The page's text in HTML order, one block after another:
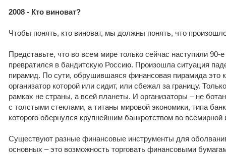
2008 - Кто виноват?
Чтобы понять, кто виноват, мы должны понять, что
Представьте, что во всем мире только сейчас наступили 90-
превратился в бандитскую Россию. Произошла ситуация
пирамид. По сути, обрушившаяся финансовая пирамида это
организатор которой или сидит, или сбежал за границу.
рамках не страны, а всей планеты. И организаторы – не
с толстыми стеклами, а титаны мировой экономики, типа
которого обернулся крупнейшим банкротством во всемирной
Существуют разные финансовые инструменты для
основных – это возможность торговать финансовыми